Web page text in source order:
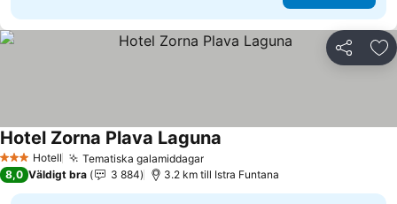
Dela
3 StjärnorHotell Tematiska galamiddagarSe priser
Hotel Zorna Plava Laguna
8,0 Väldigt bra 3 884 3.2 km till Istra Funtana